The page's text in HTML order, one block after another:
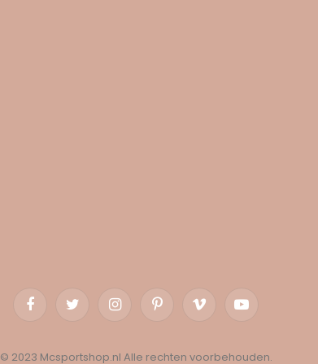
FacebookTwitter InstagramPinterestVimeo YouTube
© 2023 Mcsportshop.nl Alle rechten voorbehouden.